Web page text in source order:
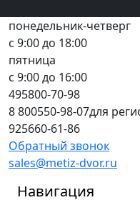
понедельник-четверг
с 9:00 до 18:00
пятница
с 9:00 до 16:00
495800-70-98
8 800550-98-07для
925660-61-86
Обратный звонок
sales@metiz-dvor.ru
Навигация